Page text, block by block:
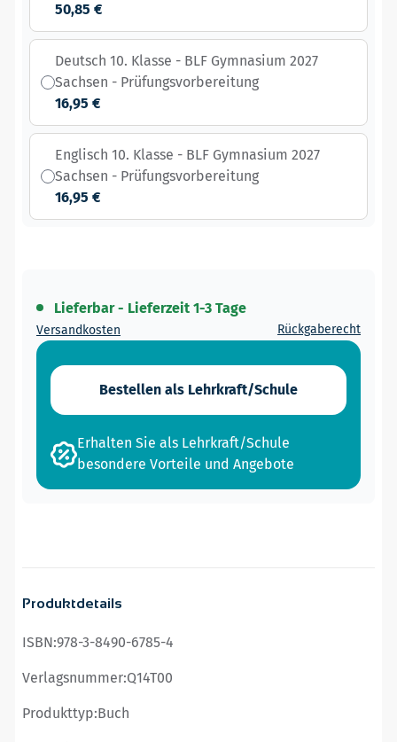
50,85 €
Deutsch 10. Klasse - BLF Gymnasium 2027
Sachsen - Prüfungsvorbereitung
16,95 €
Englisch 10. Klasse - BLF Gymnasium 2027
Sachsen - Prüfungsvorbereitung
16,95 €
Lieferbar - Lieferzeit 1-3 Tage
Versandkosten Rückgaberecht
Bestellen als Lehrkraft/Schule
Erhalten Sie als Lehrkraft/Schule
besondere Vorteile und Angebote
Produktdetails
ISBN:978-3-8490-6785-4
Verlagsnummer:Q14T00
Produkttyp:Buch